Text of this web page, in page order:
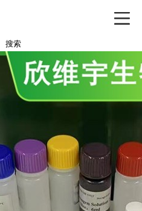
搜索